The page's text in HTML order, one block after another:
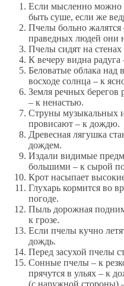
Если мысленно можно
быть суше, если же
Пчелы больно
праведных людей они
Пчелы сидят на
К вечеру видна
Беловатые облака над
восходе солнца – к
Земля речных берегов
– к ненастью.
Струны музыкальных
провисают – к дождю.
Древесная лягушка
дождем.
Издали видимые
большими – к сырой
Крот насыпает
Глухарь кормится во
погоде.
Пыль дорожная
к грозе.
Если пчелы кучно
дождь.
Перед засухой пчелы
Сонные пчелы – к
прячутся в ульях – к
(с наружной стороны)